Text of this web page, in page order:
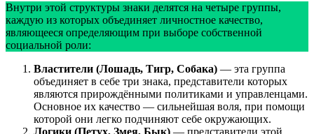
Внутри этой структуры знаки делятся на четыре группы,
каждую из которых объединяет личностное качество,
являющееся определяющим при выборе собственной
социальной роли:
Властители (Лошадь, Тигр, Собака) — эта группа
объединяет в себе три знака, представители которых
являются прирождёнными политиками и управленцами.
Основное их качество — сильнейшая воля, при помощи
которой они легко подчиняют себе окружающих.
Логики (Петух, Змея, Бык) — представители этой